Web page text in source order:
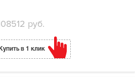
руб.
Купить в 1 клик